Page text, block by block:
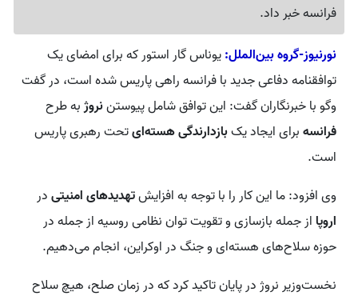
فرانسه خبر داد.
نورنیوز-گروه بین‌الملل:یوناس گار استور که برای امضای یک
توافقنامه دفاعی جدید با فرانسه راهی پاریس شده است، در گفت
وگو با خبرنگاران گفت: این توافق شامل پیوستننروژبه طرح
فرانسهبرای ایجاد یکبازدارندگی هسته‌ایتحت رهبری پاریس
است.
وی افزود: ما این کار را با توجه به افزایشتهدیدهای امنیتیدر
اروپااز جمله بازسازی و تقویت توان نظامی روسیه از جمله در
حوزه سلاح‌های هسته‌ای و جنگ در اوکراین، انجام می‌دهیم.
نخست‌وزیر نروژ در پایان تاکید کرد که در زمان صلح، هیچ سلاح